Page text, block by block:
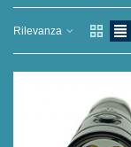
Rilevanza